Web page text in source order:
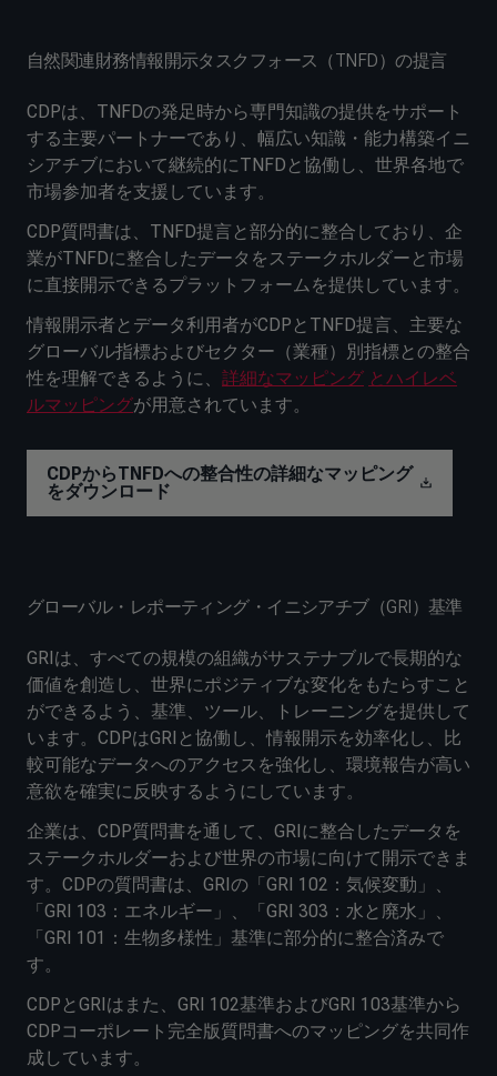
自然関連財務情報開示タスクフォース（TNFD）の提言
CDPは、TNFDの発足時から専門知識の提供をサポート
する主要パートナーであり、幅広い知識・能力構築イニ
シアチブにおいて継続的にTNFDと協働し、世界各地で
市場参加者を支援しています。
CDP質問書は、TNFD提言と部分的に整合しており、企
業がTNFDに整合したデータをステークホルダーと市場
に直接開示できるプラットフォームを提供しています。
情報開示者とデータ利用者がCDPとTNFD提言、主要な
グローバル指標およびセクター（業種）別指標との整合
性を理解できるように、 詳細なマッピング とハイレベ
ルマッピングが用意されています。
CDPからTNFDへの整合性の詳細なマッピング
をダウンロード
グローバル・レポーティング・イニシアチブ（GRI）基準
GRIは、すべての規模の組織がサステナブルで長期的な
価値を創造し、世界にポジティブな変化をもたらすこと
ができるよう、基準、ツール、トレーニングを提供して
います。CDPはGRIと協働し、情報開示を効率化し、比
較可能なデータへのアクセスを強化し、環境報告が高い
意欲を確実に反映するようにしています。
企業は、CDP質問書を通して、GRIに整合したデータを
ステークホルダーおよび世界の市場に向けて開示できま
す。CDPの質問書は、GRIの「GRI 102：気候変動」、
「GRI 103：エネルギー」、「GRI 303：水と廃水」、
「GRI 101：生物多様性」基準に部分的に整合済みで
す。
CDPとGRIはまた、GRI 102基準およびGRI 103基準から
CDPコーポレート完全版質問書へのマッピングを共同作
成しています。